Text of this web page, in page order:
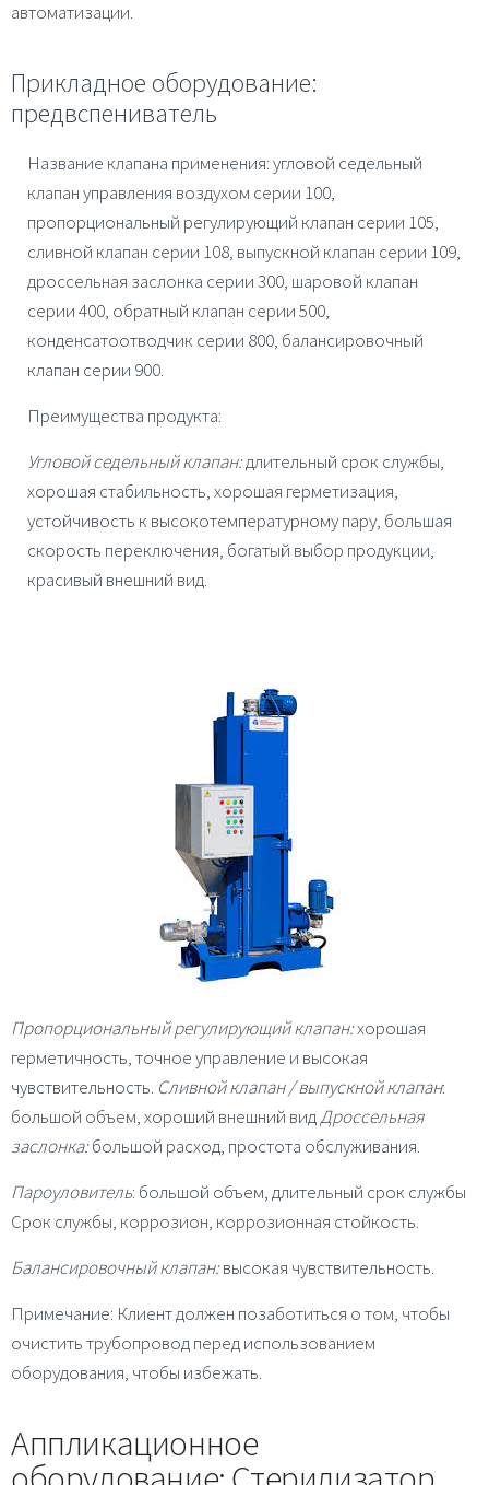
автоматизации.
Прикладное оборудование:
предвспениватель
Название клапана применения: угловой седельный
клапан управления воздухом серии 100,
пропорциональный регулирующий клапан серии 105,
сливной клапан серии 108, выпускной клапан серии 109,
дроссельная заслонка серии 300, шаровой клапан
серии 400, обратный клапан серии 500,
конденсатоотводчик серии 800, балансировочный
клапан серии 900.
Преимущества продукта:
Угловой седельный клапан:длительный срок службы,
хорошая стабильность, хорошая герметизация,
устойчивость к высокотемпературному пару, большая
скорость переключения, богатый выбор продукции,
красивый внешний вид.
Пропорциональный регулирующий клапан:хорошая
герметичность, точное управление и высокая
чувствительность. Сливной клапан / выпускной клапан:
большой объем, хороший внешний видДроссельная
заслонка:большой расход, простота обслуживания.
Пароуловитель: большой объем, длительный срок службы
Срок службы, коррозион, коррозионная стойкость.
Балансировочный клапан:высокая чувствительность.
Примечание: Клиент должен позаботиться о том, чтобы
очистить трубопровод перед использованием
оборудования, чтобы избежать.
Аппликационное